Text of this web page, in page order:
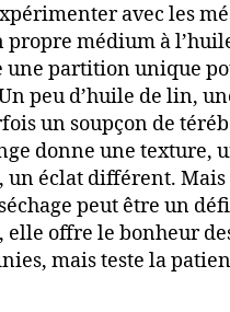
avec les
propre médium à
une partition unique
peu d’huile de lin,
un soupçon de
donne une texture,
un éclat différent.
peut être un
offre le bonheur
mais teste la